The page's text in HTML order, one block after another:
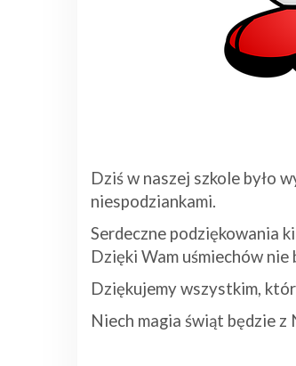
Dziś w naszej szkole było
niespodziankami.
Serdeczne podziękowania
Dzięki Wam uśmiechów nie
Dziękujemy wszystkim,
Niech magia świąt będzie z